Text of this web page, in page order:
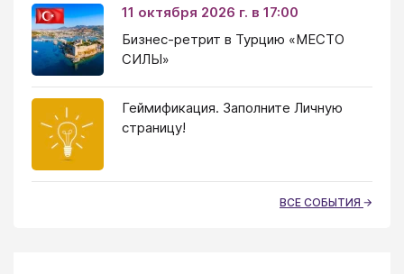
11 октября 2026 г. в 17:00
Бизнес-ретрит в Турцию «МЕСТО
СИЛЫ»
Геймификация. Заполните Личную
страницу!
ВСЕ СОБЫТИЯ